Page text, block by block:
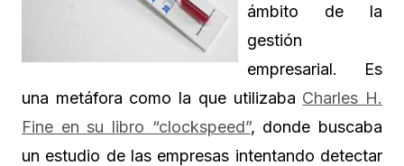
ámbito de la
gestión
empresarial. Es
una metáfora como la que utilizaba Charles H.
Fine en su libro “clockspeed”, donde buscaba
un estudio de las empresas intentando detectar